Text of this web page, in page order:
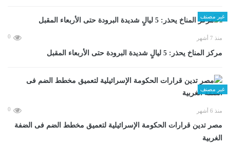
غير مصنف
منذ 7 أشهر 0
مركز المناخ يحذر: 5 ليالٍ شديدة البرودة حتى الأربعاء المقبل
غير مصنف
منذ 6 أشهر 0
مصر تدين قرارات الحكومة الإسرائيلية لتعميق مخطط الضم فى الضفة
الغربية